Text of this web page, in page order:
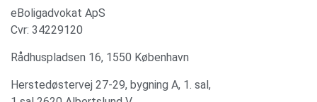
eBoligadvokat ApS
Cvr: 34229120
Rådhuspladsen 16, 1550 København
Herstedøstervej 27-29, bygning A, 1. sal,